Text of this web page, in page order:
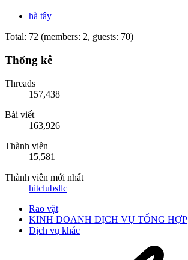
hà tây
Total: 72 (members: 2, guests: 70)
Thống kê
Threads
157,438
Bài viết
163,926
Thành viên
15,581
Thành viên mới nhất
hitclubsllc
Rao vặt
KINH DOANH DỊCH VỤ TỔNG HỢP
Dịch vụ khác